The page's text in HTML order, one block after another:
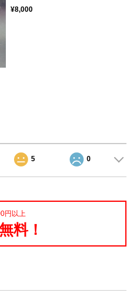
¥8,000
5 0
円以上
料！